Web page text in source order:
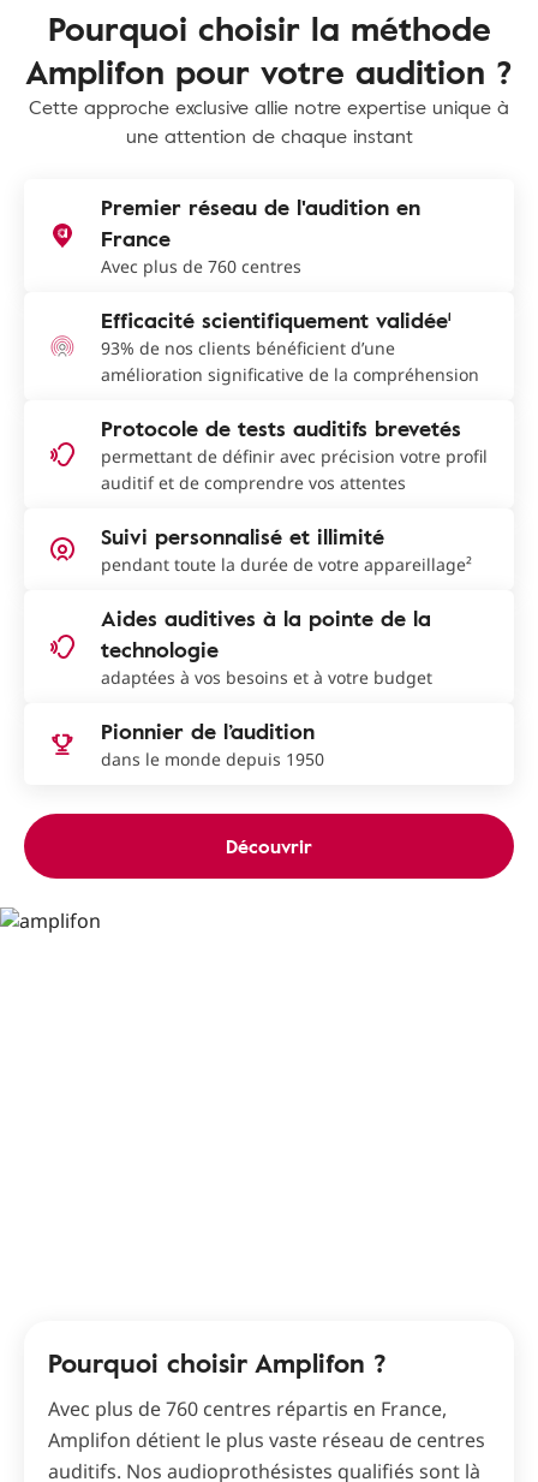
Pourquoi choisir la méthode
Amplifon pour votre audition ?
Cette approche exclusive allie notre expertise unique à
une attention de chaque instant
Premier réseau de l'audition en
France
Avec plus de 760 centres
Efficacité scientifiquement validée¹
93% de nos clients bénéficient d’une
amélioration significative de la compréhension
Protocole de tests auditifs brevetés
permettant de définir avec précision votre profil
auditif et de comprendre vos attentes
Suivi personnalisé et illimité
pendant toute la durée de votre appareillage²
Aides auditives à la pointe de la
technologie
adaptées à vos besoins et à votre budget
Pionnier de l’audition
dans le monde depuis 1950
Découvrir
Pourquoi choisir Amplifon ?
Avec plus de 760 centres répartis en France,
Amplifon détient le plus vaste réseau de centres
auditifs. Nos audioprothésistes qualifiés sont là